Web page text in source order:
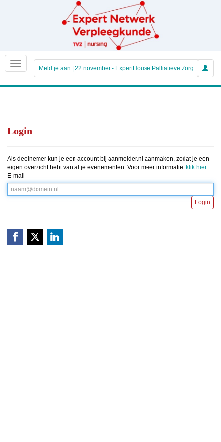
Meld je aan | 22 november - ExpertHouse Palliatieve Zorg
Login
Als deelnemer kun je een account bij aanmelder.nl aanmaken, zodat je een
eigen overzicht hebt van al je evenementen. Voor meer informatie, klik hier.
E-mail
Login